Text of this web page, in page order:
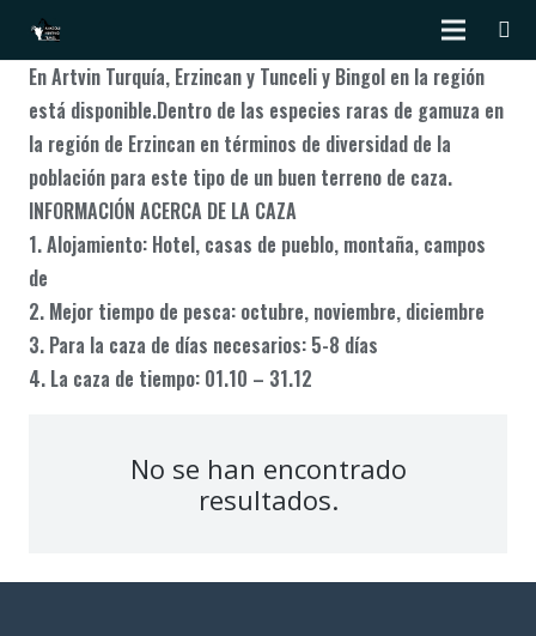
En Artvin Turquía, Erzincan y Tunceli y Bingol en la región
está disponible.Dentro de las especies raras de gamuza en
la región de Erzincan en términos de diversidad de la
población para este tipo de un buen terreno de caza.
INFORMACIÓN ACERCA DE LA CAZA
1. Alojamiento: Hotel, casas de pueblo, montaña, campos
de
2. Mejor tiempo de pesca: octubre, noviembre, diciembre
3. Para la caza de días necesarios: 5-8 días
4. La caza de tiempo: 01.10 – 31.12
No se han encontrado
resultados.